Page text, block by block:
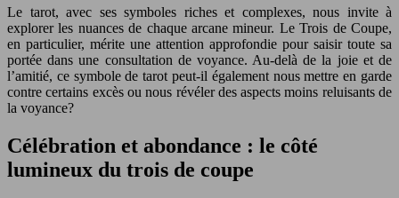
Le tarot, avec ses symboles riches et complexes, nous invite à
explorer les nuances de chaque arcane mineur. Le Trois de Coupe,
en particulier, mérite une attention approfondie pour saisir toute sa
portée dans une consultation de voyance. Au-delà de la joie et de
l’amitié, ce symbole de tarot peut-il également nous mettre en garde
contre certains excès ou nous révéler des aspects moins reluisants de
la voyance?
Célébration et abondance : le côté
lumineux du trois de coupe